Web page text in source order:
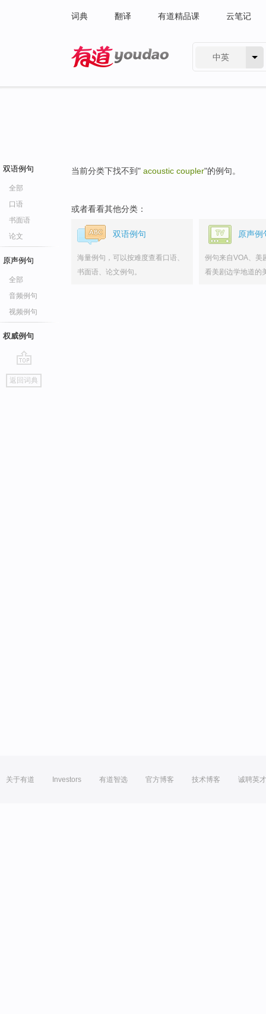
词典 翻译 有道精品课 云笔记
中英
双语例句
全部
口语
书面语
论文
原声例句
全部
音频例句
视频例句
权威例句
go
top
返回词典
当前分类下找不到" acoustic coupler"的例句。
或者看看其他分类：
双语例句
海量例句，可以按难度查看口语、
书面语、论文例句。
原声例
例句来自VOA、美
看美剧边学地道的
关于有道 Investors 有道智选 官方博客 技术博客 诚聘英才